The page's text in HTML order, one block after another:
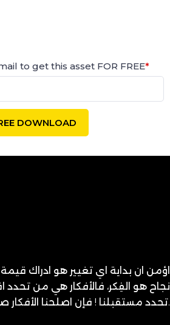
to get this asset FOR FREE*
DOWNLOAD
اؤمن ان بداية اي تغيير هو ادراك
نجاح هو الفِكر، فالأفكار هي من تحدد
تحدد مستقبلنا ! فإن اصلحنا الأفكار صلح المستقبل.